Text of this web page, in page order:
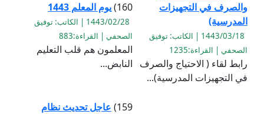
والصرف في التجهيزات
المدرسية)
1443/03/18 | الكاتب: توفيق
الصحفي | القراءة:1235
رابط لقاء ( الاحتياج والصرف
في التجهيزات المدرسية)...
160) يوم المعلم 1443
1443/02/28 | الكاتب: توفيق
الصحفي | القراءة:883
المعلمون هم قلب التعليم
النابض...
159) عاجل تحديث نظام